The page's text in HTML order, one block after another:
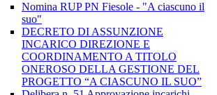
Nomina RUP PN Fiesole - "A ciascuno il
suo"
DECRETO DI ASSUNZIONE
INCARICO DIREZIONE E
COORDINAMENTO A TITOLO
ONEROSO DELLA GESTIONE DEL
PROGETTO “A CIASCUNO IL SUO”